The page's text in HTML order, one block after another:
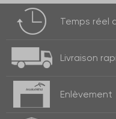
Temps réel
Livraison
Enlèvement